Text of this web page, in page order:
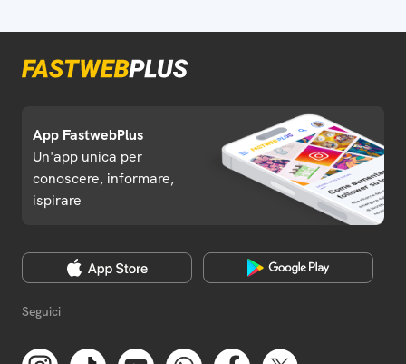
App FastwebPlus
Un'app unica per
conoscere, informare,
ispirare
Seguici